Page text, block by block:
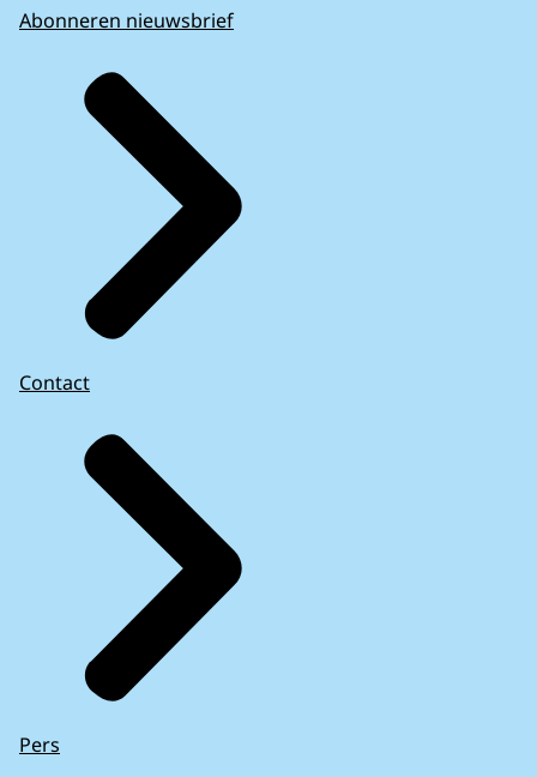
Abonneren nieuwsbrief
Contact
Pers